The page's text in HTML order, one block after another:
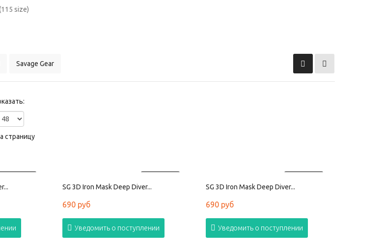
size)
Savage Gear
страницу
SG 3D Iron Mask Deep Diver...
690 руб
Уведомить о поступлении
SG 3D Iron Mask Deep Diver...
690 руб
Уведомить о поступлении